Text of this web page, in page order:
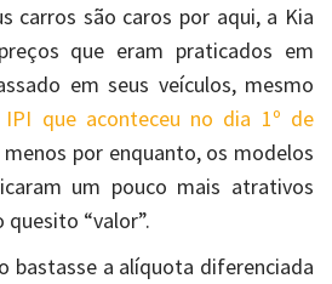
carros são caros por aqui, a Kia
que eram praticados em
em seus veículos, mesmo
que aconteceu no dia 1º de
menos por enquanto, os modelos
um pouco mais atrativos
“valor”.
bastasse a alíquota diferenciada